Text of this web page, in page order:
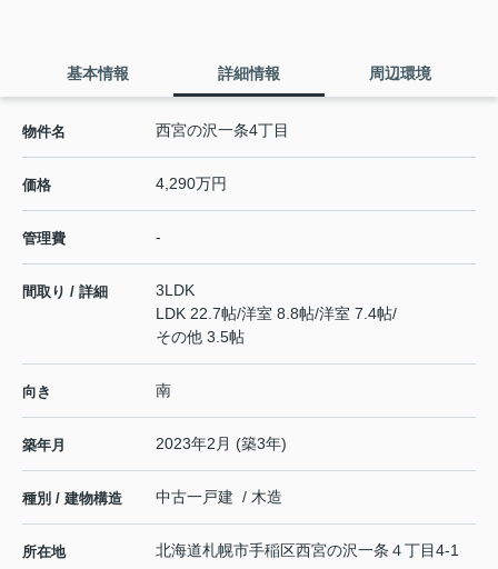
基本情報 詳細情報 周辺環境
物件名 西宮の沢一条4丁目
価格 4,290万円
管理費 -
間取り / 詳細
3LDK
LDK 22.7帖/洋室 8.8帖/洋室 7.4帖/
その他 3.5帖
向き 南
築年月 2023年2月 (築3年)
種別 / 建物構造 中古一戸建 / 木造
所在地 北海道札幌市手稲区西宮の沢一条 ４丁目4-1